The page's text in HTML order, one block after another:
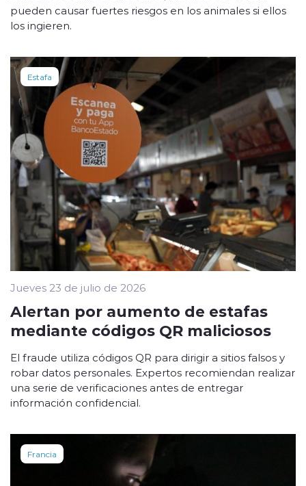
pueden causar fuertes riesgos en los animales si ellos
los ingieren.
Estafa
Jueves 23 de julio de 2026
Alertan por aumento de estafas
mediante códigos QR maliciosos
El fraude utiliza códigos QR para dirigir a sitios falsos y
robar datos personales. Expertos recomiendan realizar
una serie de verificaciones antes de entregar
información confidencial.
Francia